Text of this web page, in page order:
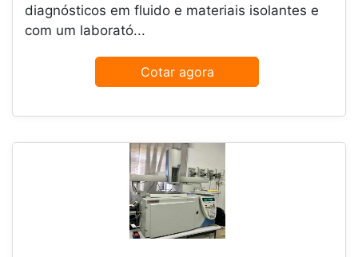
diagnósticos em fluido e materiais isolantes e
com um laborató...
Cotar agora